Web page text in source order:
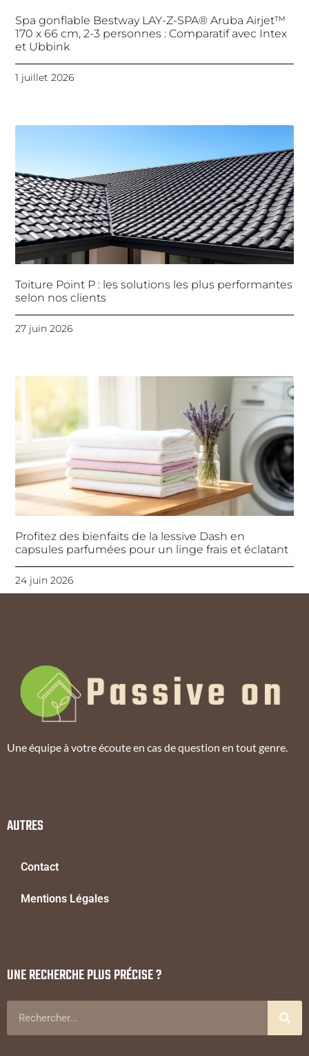
Spa gonflable Bestway LAY-Z-SPA® Aruba Airjet™
170 x 66 cm, 2-3 personnes : Comparatif avec Intex
et Ubbink
1 juillet 2026
Toiture Point P : les solutions les plus performantes
selon nos clients
27 juin 2026
Profitez des bienfaits de la lessive Dash en
capsules parfumées pour un linge frais et éclatant
24 juin 2026
Une équipe à votre écoute en cas de question en tout genre.
AUTRES
Contact
Mentions Légales
UNE RECHERCHE PLUS PRÉCISE ?